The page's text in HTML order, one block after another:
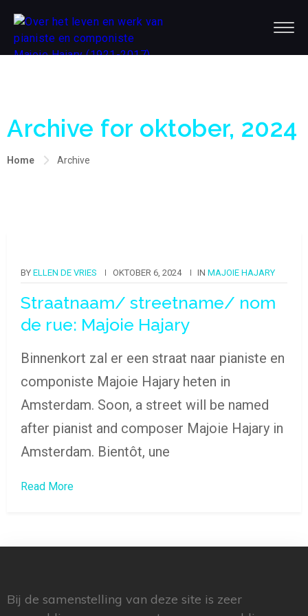
Archive for oktober, 2024
Home Archive
BY ELLEN DE VRIES OKTOBER 6, 2024 IN MAJOIE HAJARY
Straatnaam/ streetname/ nom
de rue: Majoie Hajary
Binnenkort zal er een straat naar pianiste en
componiste Majoie Hajary heten in
Amsterdam. Soon, a street will be named
after pianist and composer Majoie Hajary in
Amsterdam. Bientôt, une
Read More
Bij de samenstelling van deze site is zeer